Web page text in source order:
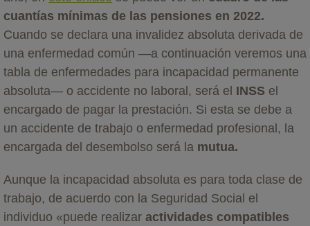
cuantías mínimas de las pensiones en 2022.
Cuando se declara una invalidez absoluta derivada de
una enfermedad común —a continuación veremos una
tabla de enfermedades para incapacidad permanente
absoluta— o accidente no laboral, será el INSS el
encargado de pagar la prestación. Si esta se debe a
un accidente de trabajo o enfermedad profesional, la
encargada del desembolso será la mutua.
Aunque la incapacidad absoluta es para toda clase de
trabajo, de acuerdo con la Seguridad Social el
individuo «puede realizar actividades compatibles